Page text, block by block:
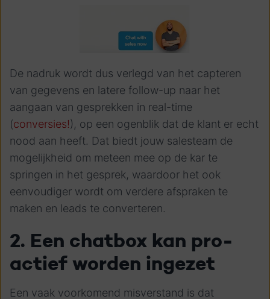
De nadruk wordt dus verlegd van het capteren
van gegevens en latere follow-up naar het
aangaan van gesprekken in real-time
(conversies!), op een ogenblik dat de klant er echt
nood aan heeft. Dat biedt jouw salesteam de
mogelijkheid om meteen mee op de kar te
springen in het gesprek, waardoor het ook
eenvoudiger wordt om verdere afspraken te
maken en leads te converteren.
2. Een chatbox kan pro-
actief worden ingezet
Een vaak voorkomend misverstand is dat